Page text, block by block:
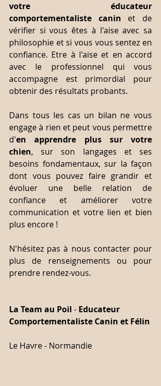
votre éducateur
comportementaliste canin et de
vérifier si vous êtes à l'aise avec sa
philosophie et si vous vous sentez en
confiance. Etre à l'aise et en accord
avec le professionnel qui vous
accompagne est primordial pour
obtenir des résultats probants.
Dans tous les cas un bilan ne vous
engage à rien et peut vous permettre
d'en apprendre plus sur votre
chien, sur son langages et ses
besoins fondamentaux, sur la façon
dont vous pouvez faire grandir et
évoluer une belle relation de
confiance et améliorer votre
communication et votre lien et bien
plus encore !
N'hésitez pas à nous contacter pour
plus de renseignements ou pour
prendre rendez-vous.
La Team au Poil - Educateur
Comportementaliste Canin et Félin
Le Havre - Normandie